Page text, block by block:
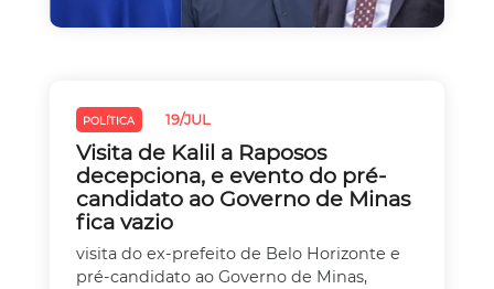
POLÍTICA 19/JUL
Visita de Kalil a Raposos
decepciona, e evento do pré-
candidato ao Governo de Minas
fica vazio
visita do ex-prefeito de Belo Horizonte e
pré-candidato ao Governo de Minas,